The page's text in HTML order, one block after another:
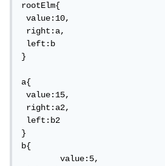
rootElm{
value:10,
right:a,
left:b
}
a{
value:15,
right:a2,
left:b2
}
b{
	value:5,